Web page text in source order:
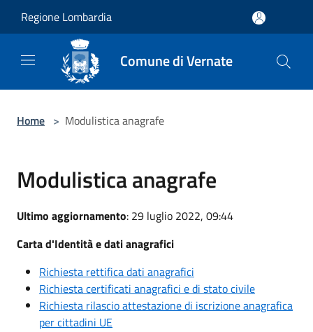
Regione Lombardia
Comune di Vernate
Home > Modulistica anagrafe
Modulistica anagrafe
Ultimo aggiornamento: 29 luglio 2022, 09:44
Carta d'Identità e dati anagrafici
Richiesta rettifica dati anagrafici
Richiesta certificati anagrafici e di stato civile
Richiesta rilascio attestazione di iscrizione anagrafica
per cittadini UE